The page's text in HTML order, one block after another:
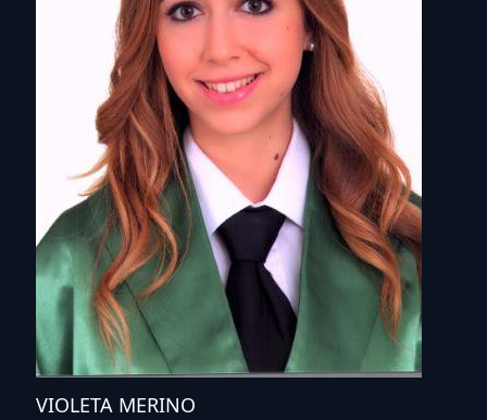
VIOLETA MERINO